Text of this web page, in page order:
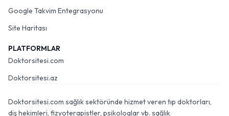
Google Takvim Entegrasyonu
Site Haritası
PLATFORMLAR
Doktorsitesi.com
Doktorsitesi.az
Doktorsitesi.com sağlık sektöründe hizmet veren tıp doktorları,
diş hekimleri, fizyoterapistler, psikologlar vb. sağlık